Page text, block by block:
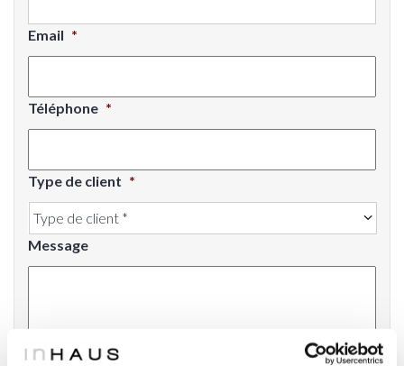
Email *
Téléphone *
Type de client *
Message
Information sur la protection des données *